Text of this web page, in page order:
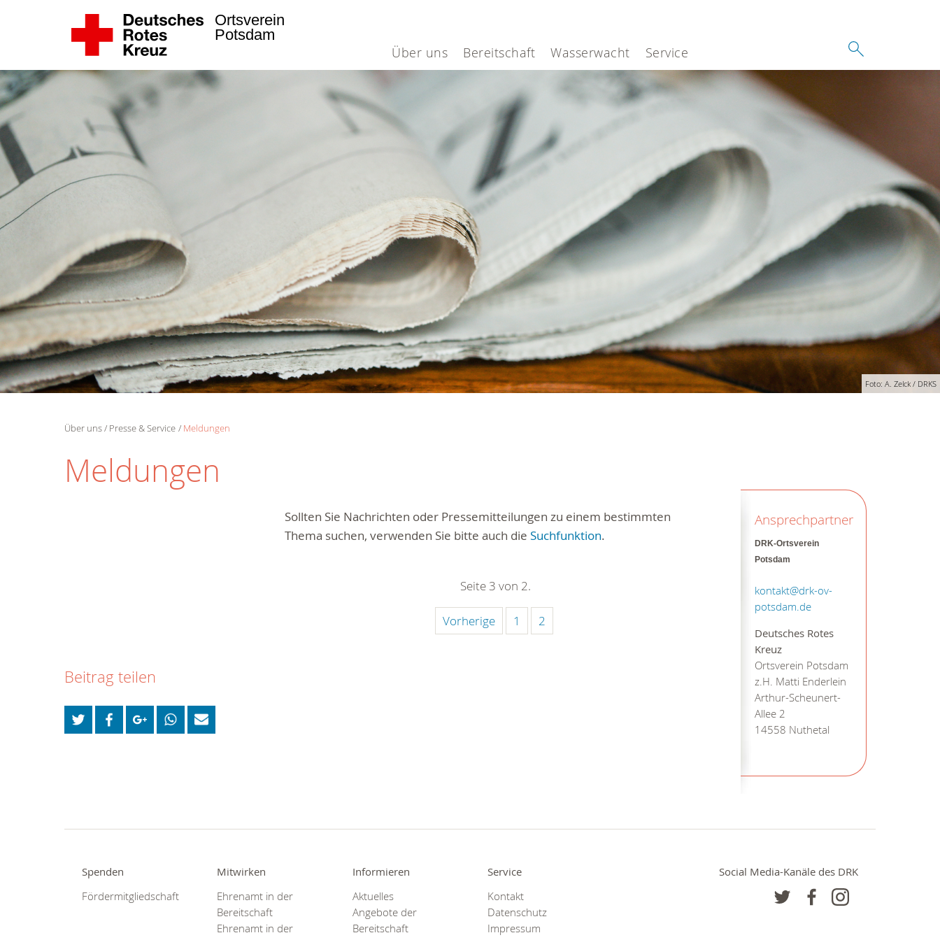
Über uns Bereitschaft Wasserwacht Service
Ortsverein
Potsdam
Foto: A. Zelck / DRKS
Über uns Presse & Service Meldungen
Meldungen
Ansprechpartner
DRK-Ortsverein
Potsdam
kontakt@drk-ov-
potsdam.de
Deutsches Rotes
Kreuz
Ortsverein Potsdam
z.H. Matti Enderlein
Arthur-Scheunert-
Allee 2
14558 Nuthetal
Sollten Sie Nachrichten oder Pressemitteilungen zu einem bestimmten
Thema suchen, verwenden Sie bitte auch die Suchfunktion.
Seite 3 von 2.
Vorherige 1 2
Beitrag teilen
Spenden
Fördermitgliedschaft
Mitwirken
Ehrenamt in der
Bereitschaft
Ehrenamt in der
Informieren
Aktuelles
Angebote der
Bereitschaft
Service
Kontakt
Datenschutz
Impressum
Social Media-Kanäle des DRK